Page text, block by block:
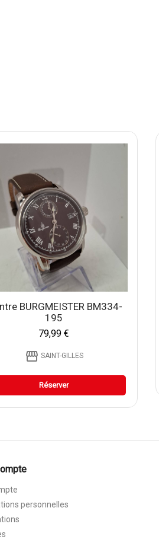
BURGMEISTER BM334-
195
79,99 €
storefront SAINT-GILLES
Réserver
personnelles